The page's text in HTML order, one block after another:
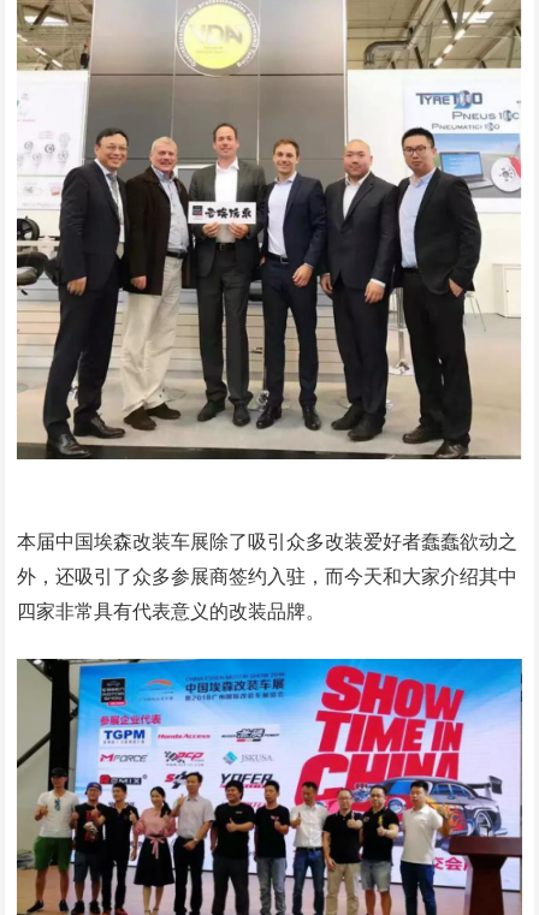
本届中国埃森改装车展除了吸引众多改装爱好者蠢蠢欲动之
外，还吸引了众多参展商签约入驻，而今天和大家介绍其中
四家非常具有代表意义的改装品牌。